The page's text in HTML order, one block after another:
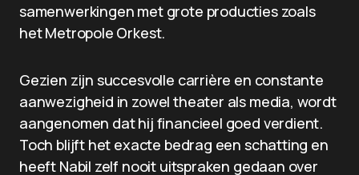
samenwerkingen met grote producties zoals
het Metropole Orkest.
Gezien zijn succesvolle carrière en constante
aanwezigheid in zowel theater als media, wordt
aangenomen dat hij financieel goed verdient.
Toch blijft het exacte bedrag een schatting en
heeft Nabil zelf nooit uitspraken gedaan over